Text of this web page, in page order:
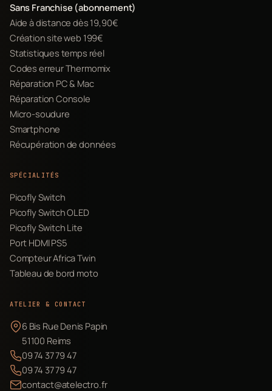
Sans Franchise (abonnement)
Aide à distance dès 19,90€
Création site web 199€
Statistiques temps réel
Codes erreur Thermomix
Réparation PC & Mac
Réparation Console
Micro-soudure
Smartphone
Récupération de données
SPÉCIALITÉS
Picofly Switch
Picofly Switch OLED
Picofly Switch Lite
Port HDMI PS5
Compteur Africa Twin
Tableau de bord moto
ATELIER & CONTACT
6 Bis Rue Denis Papin
51100 Reims
09 74 37 79 47
09 74 37 79 47
contact@atelectro.fr